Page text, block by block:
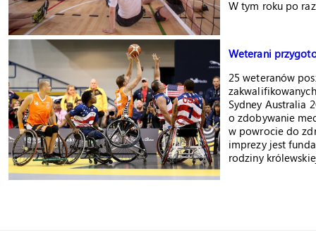
W tym roku po
Weterani
25 weteranów
Sydney Australia
o zdobywanie
w powrocie do
imprezy jest
rodziny